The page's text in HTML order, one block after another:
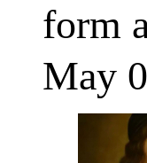
form
May